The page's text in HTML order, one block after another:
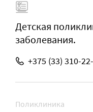
Детская
заболевания.
+375 (33) 310-
Поликлиника